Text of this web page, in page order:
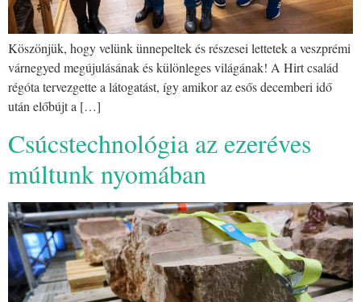
Köszönjük, hogy velünk ünnepeltek és részesei lettetek a veszprémi
várnegyed megújulásának és különleges világának! A Hirt család
régóta tervezgette a látogatást, így amikor az esős decemberi idő
után előbújt a […]
Csúcstechnológia az ezeréves
múltunk nyomában